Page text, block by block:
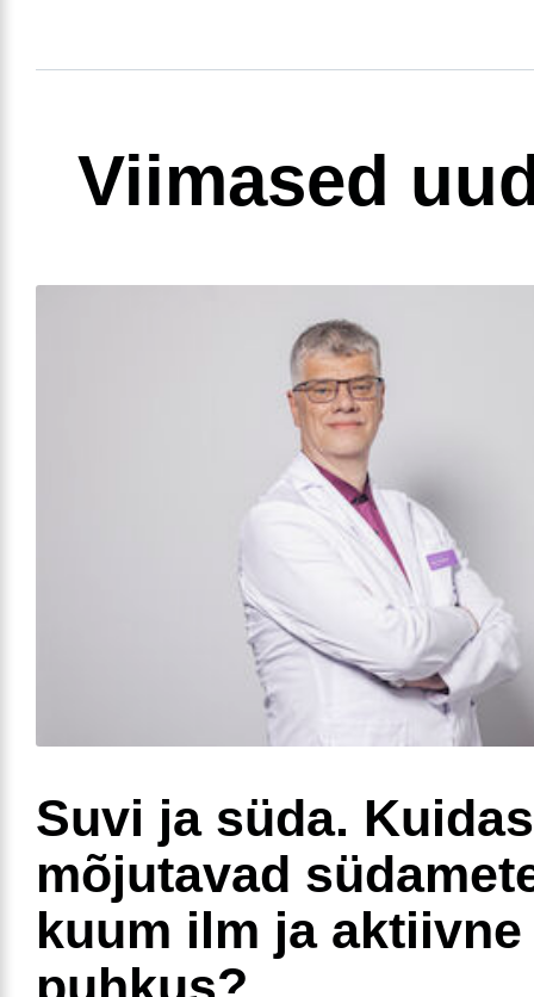
Viimased
Suvi ja süda. Kuidas
mõjutavad
kuum ilm ja aktiivne